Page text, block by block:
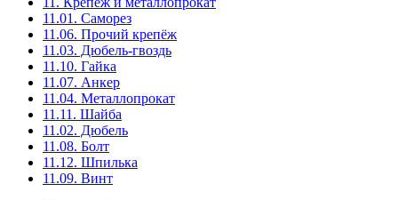
11.01. Саморез
11.06. Прочий крепёж
11.03. Дюбель-гвоздь
11.10. Гайка
11.07. Анкер
11.04. Металлопрокат
11.11. Шайба
11.02. Дюбель
11.08. Болт
11.12. Шпилька
11.09. Винт